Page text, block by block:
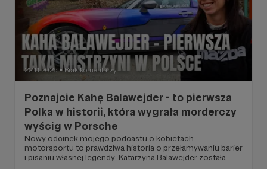
22.11.2025 ● Brak komentarzy
Poznajcie Kahę Balawejder - to pierwsza
Polka w historii, która wygrała morderczy
wyścig w Porsche
Nowy odcinek mojego podcastu o kobietach
motorsportu to prawdziwa historia o przełamywaniu barier
i pisaniu własnej legendy. Katarzyna Balawejder została